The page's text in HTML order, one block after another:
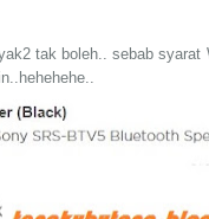
tak boleh.. sebab syarat